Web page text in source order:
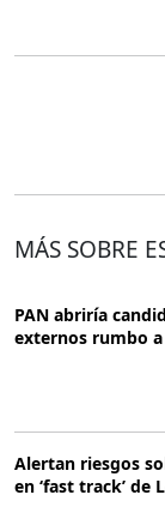
MÁS SOBRE
PAN abriría
externos rumbo a
Alertan riesgos
en ‘fast track’ de